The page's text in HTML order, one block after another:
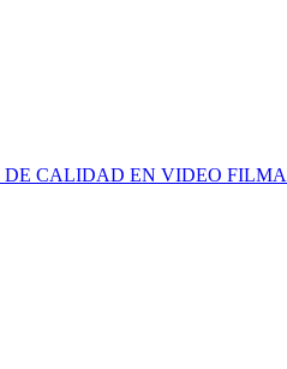
DE CALIDAD EN VIDEO